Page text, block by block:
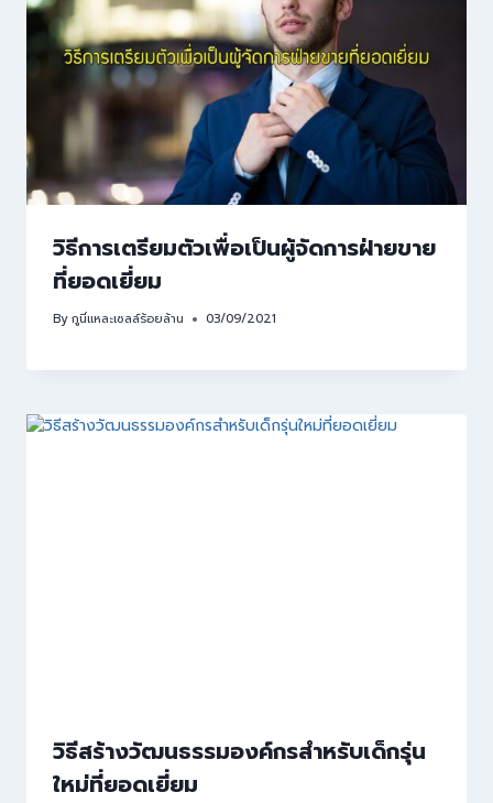
วิธีการเตรียมตัวเพื่อเป็นผู้จัดการฝ่ายขาย
ที่ยอดเยี่ยม
Byกูนี่แหละเซลล์ร้อยล้าน 03/09/2021
วิธีสร้างวัฒนธรรมองค์กรสำหรับเด็กรุ่น
ใหม่ที่ยอดเยี่ยม